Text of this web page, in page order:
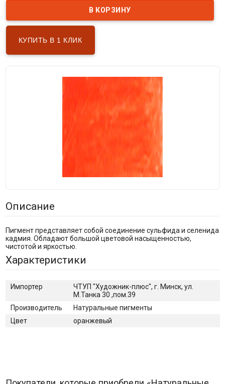
КУПИТЬ В 1 КЛИК
Описание
Пигмент представляет собой соединение сульфида и селенида
кадмия. Обладают большой цветовой насыщенностью,
чистотой и яркостью.
Характеристики
Импортер
ЧТУП "Художник-плюс", г. Минск, ул.
М.Танка 30 ,пом.39
Производитель
Натуральные пигменты
Цвет
оранжевый